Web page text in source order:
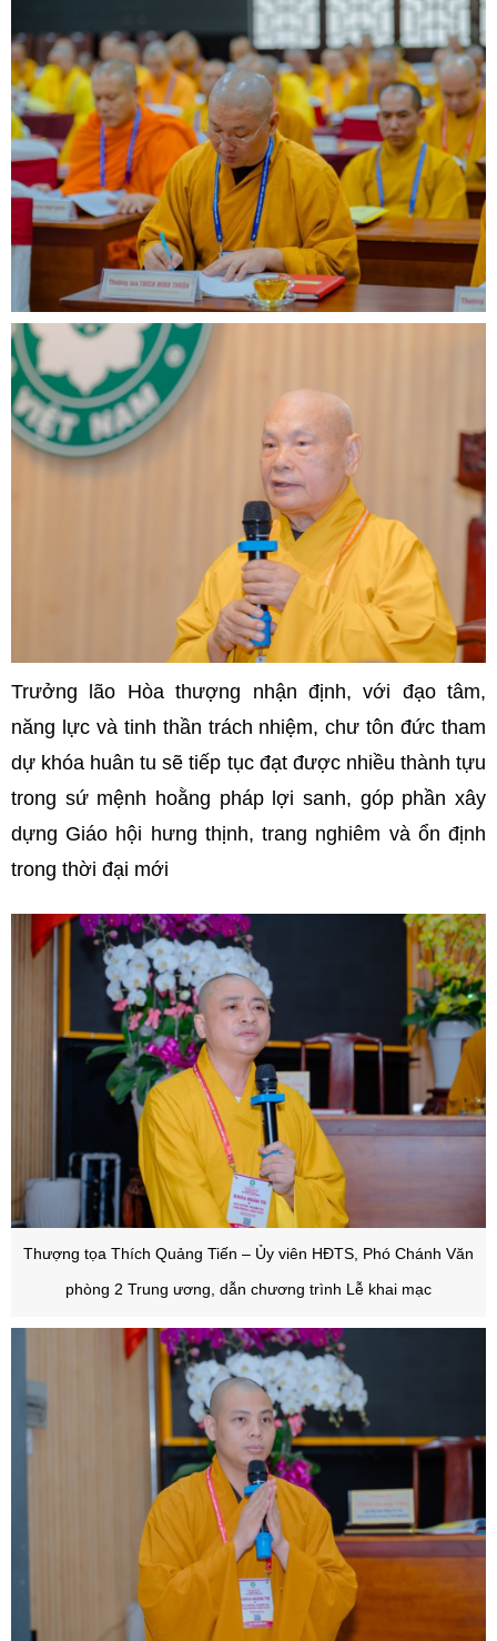
Trưởng lão Hòa thượng nhận định, với đạo tâm,
năng lực và tinh thần trách nhiệm, chư tôn đức tham
dự khóa huân tu sẽ tiếp tục đạt được nhiều thành tựu
trong sứ mệnh hoằng pháp lợi sanh, góp phần xây
dựng Giáo hội hưng thịnh, trang nghiêm và ổn định
trong thời đại mới
Thượng tọa Thích Quảng Tiến – Ủy viên HĐTS, Phó Chánh Văn
phòng 2 Trung ương, dẫn chương trình Lễ khai mạc